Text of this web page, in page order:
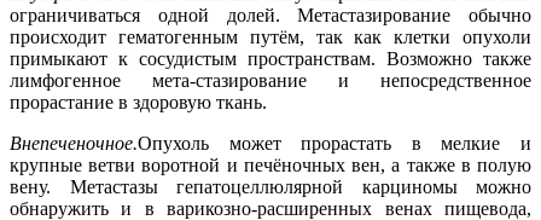
ограничиваться одной долей. Метастазирование обычно
происходит гематогенным путём, так как клетки опухоли
примыкают к сосудистым пространствам. Возможно также
лимфогенное мета-стазирование и непосредственное
прорастание в здоровую ткань.
Внепеченочное.Опухоль может прорастать в мелкие и
крупные ветви воротной и печёночных вен, а также в полую
вену. Метастазы гепатоцеллюлярной карциномы можно
обнаружить и в варикозно-расширенных венах пищевода,